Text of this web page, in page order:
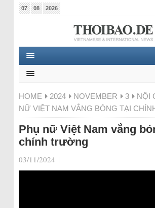
07 08 2026
HOME 2024 NOVEMBER 3 NỘI
NỮ VIỆT NAM VẮNG BÓNG TẠI
Phụ nữ Việt Nam vắng
chính trường
03/11/2024 |